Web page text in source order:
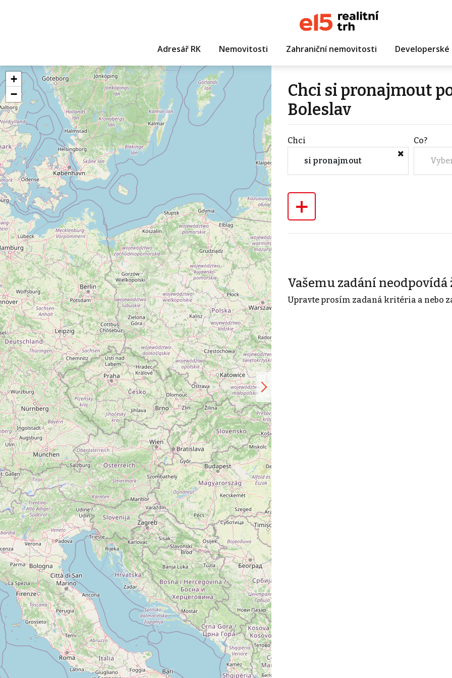
Adresář RK Nemovitosti Zahraniční nemovitosti
+
−
Chci si pronajmout
Boleslav
Chci
si pronajmout
Co?
+
Vašemu zadání neodpovídá
Upravte prosím zadaná kritéria a nebo